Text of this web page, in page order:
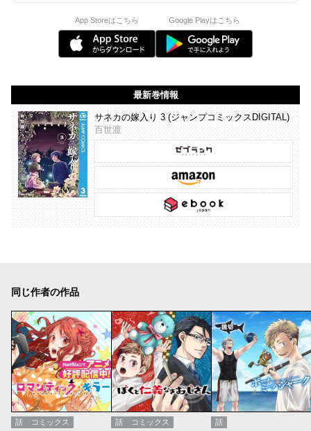
App Storeはこちら Google Playはこちら
最新巻情報
サネカの嫁入り 3 (ジャンプコミックスDIGITAL)
百世渡
同じ作者の作品
話 コミックス 話 コミックス 話